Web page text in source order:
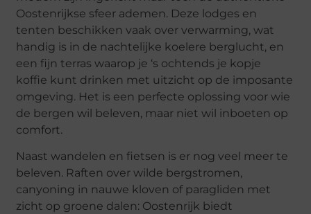
Oostenrijkse sfeer ademen. Deze lodges en
tenten beschikken vaak over verwarming, wat
handig is in de nachtelijke koelere berglucht, en
een fijn terras waarop je ‘s ochtends je kopje
koffie kunt drinken met uitzicht op de imposante
omgeving. Het is een perfecte oplossing voor wie
de bergen wil beleven, maar niet wil inboeten op
comfort.
Naast wandelen en fietsen is er nog veel meer te
beleven. Raften over wilde bergstromen,
canyoning in nauwe kloven of paragliden met
zicht op groene dalen: Oostenrijk biedt